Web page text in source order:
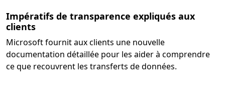
Impératifs de transparence expliqués aux
clients
Microsoft fournit aux clients une nouvelle
documentation détaillée pour les aider à comprendre
ce que recouvrent les transferts de données.